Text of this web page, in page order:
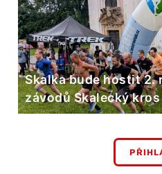
Skalka bude hostit 2.
závodů Skalecký kros